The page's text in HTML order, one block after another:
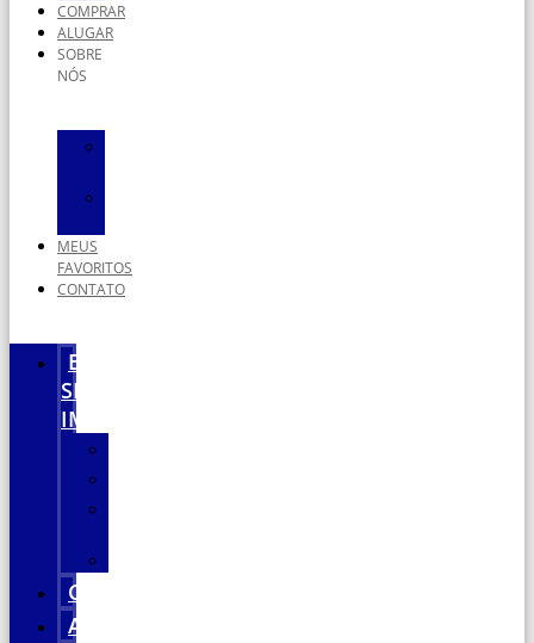
COMPRAR
ALUGAR
SOBRE
NÓS
MEUS
FAVORITOS
CONTATO
ENCONTRE
SEU
IMÓVEL
COMPRAR
ALUGAR